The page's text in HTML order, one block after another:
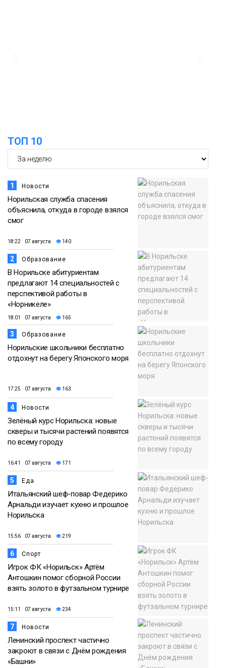
ТОП 10
1 Новости
Норильская служба спасения
объяснила, откуда в городе взялся
смог
18:22 07 августа 140
2 Образование
В Норильске абитуриентам
предлагают 14 специальностей с
перспективой работы в
«Норникеле»
18:01 07 августа 165
3 Образование
Норильские школьники бесплатно
отдохнут на берегу Японского моря
17:25 07 августа 163
4 Новости
Зелёный курс Норильска: новые
скверы и тысячи растений появятся
по всему городу
16:41 07 августа 171
5 Еда
Итальянский шеф-повар Федерико
Арнальди изучает кухню и прошлое
Норильска
15:56 07 августа 219
6 Спорт
Игрок ФК «Норильск» Артём
Антошкин помог сборной России
взять золото в футзальном турнире
15:11 07 августа 234
7 Новости
Ленинский проспект частично
закроют в связи с Днём рождения
«Башни»